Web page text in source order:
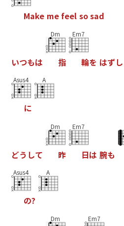
Make mefeel sosad
いつもは
Dm
指
Em7
輪を はずし
Asus4
に
A
どう して
Dm
昨
Em7
日は 腕も
Asus4
の?
A
Dm Em7